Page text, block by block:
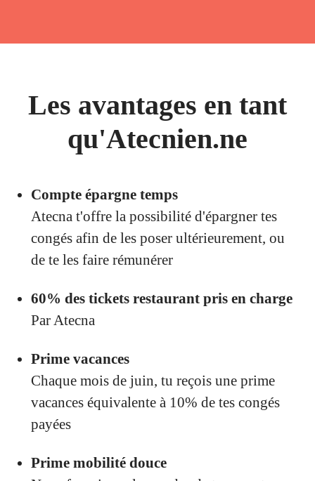
Les avantages en tant
qu'Atecnien.ne
Compte épargne temps
Atecna t'offre la possibilité d'épargner tes
congés afin de les poser ultérieurement, ou
de te les faire rémunérer
60% des tickets restaurant pris en charge
Par Atecna
Prime vacances
Chaque mois de juin, tu reçois une prime
vacances équivalente à 10% de tes congés
payées
Prime mobilité douce